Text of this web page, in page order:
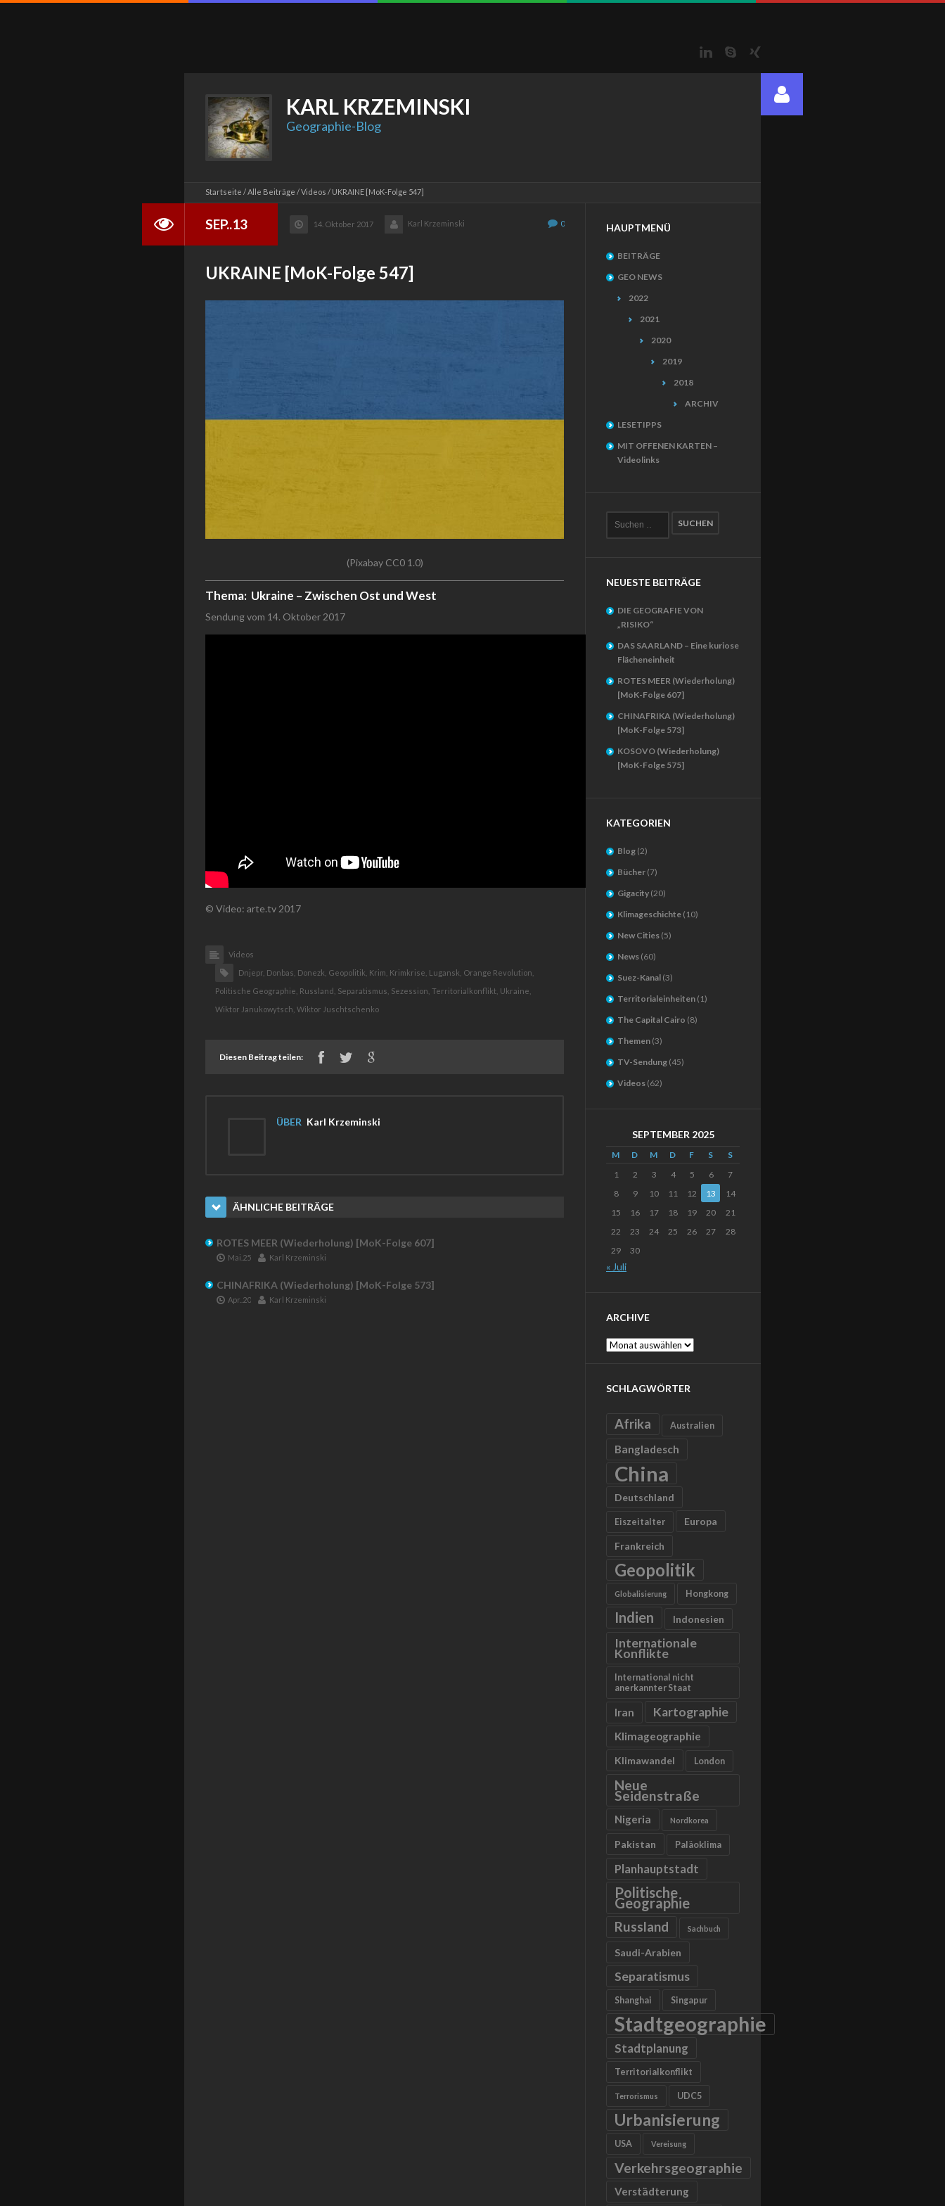
LinkedInSkype
KARL KRZEMINSKI
Geographie-Blog
Startseite Alle Beiträge Videos UKRAINE [MoK-Folge 547]
SEP..13 14. Oktober 2017 Karl Krzeminski 0
UKRAINE [MoK-Folge 547]
(Pixabay CC0 1.0)
Thema: Ukraine – Zwischen Ost und West
Sendung vom 14. Oktober 2017
© Video: arte.tv 2017
Videos
Dnjepr, Donbas, Donezk, Geopolitik, Krim, Krimkrise, Lugansk, Orange Revolution,
Politische Geographie, Russland, Separatismus, Sezession, Territorialkonflikt, Ukraine,
Wiktor Janukowytsch, Wiktor Juschtschenko
Diesen Beitrag teilen:
ÜBER Karl Krzeminski
ÄHNLICHE BEITRÄGE
ROTES MEER (Wiederholung) [MoK-Folge 607]
Mai.25 Karl Krzeminski
CHINAFRIKA (Wiederholung) [MoK-Folge 573]
Apr..20 Karl Krzeminski
HAUPTMENÜ
BEITRÄGE
GEO NEWS
2022
2021
2020
2019
2018
ARCHIV
LESETIPPS
MIT OFFENEN KARTEN –
Videolinks
NEUESTE BEITRÄGE
DIE GEOGRAFIE VON
„RISIKO“
DAS SAARLAND – Eine kuriose
Flächeneinheit
ROTES MEER (Wiederholung)
[MoK-Folge 607]
CHINAFRIKA (Wiederholung)
[MoK-Folge 573]
KOSOVO (Wiederholung)
[MoK-Folge 575]
KATEGORIEN
Blog (2)
Bücher (7)
Gigacity (20)
Klimageschichte (10)
New Cities (5)
News (60)
Suez-Kanal (3)
Territorialeinheiten (1)
The Capital Cairo (8)
Themen (3)
TV-Sendung (45)
Videos (62)
SEPTEMBER 2025
M D M D F S
S
1
2 3 4 5 6
7
8
9 10 11 12 13
14
15
16 17 18 19 20
21
22
23 24 25 26 27
28
29
30
« Juli
ARCHIVE
Archive
SCHLAGWÖRTER
Afrika Australien
Bangladesch
China
Deutschland
Eiszeitalter Europa
Frankreich
Geopolitik
Globalisierung Hongkong
Indien Indonesien
Internationale
Konflikte
International nicht
anerkannter Staat
Iran Kartographie
Klimageographie
Klimawandel London
Neue
Seidenstraße
Nigeria Nordkorea
Pakistan Paläoklima
Planhauptstadt
Politische
Geographie
Russland Sachbuch
Saudi-Arabien
Separatismus
Shanghai Singapur
Stadtgeographie
Stadtplanung
Territorialkonflikt
Terrorismus UDC5
Urbanisierung
USA Vereisung
Verkehrsgeographie
Verstädterung